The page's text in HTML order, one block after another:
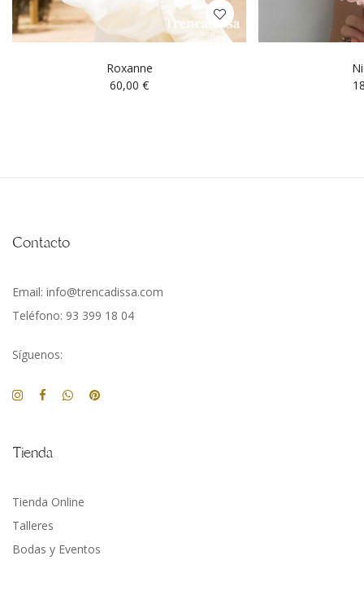
Roxanne
60,00 €
Contacto
Email: info@trencadissa.com
Teléfono: 93 399 18 04
Síguenos:
Tienda
Tienda Online
Talleres
Bodas y Eventos